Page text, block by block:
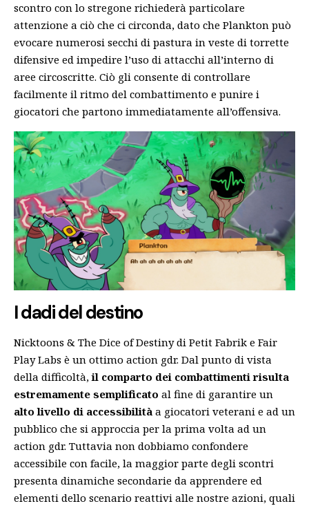
scontro con lo stregone richiederà particolare
attenzione a ciò che ci circonda, dato che Plankton può
evocare numerosi secchi di pastura in veste di torrette
difensive ed impedire l’uso di attacchi all’interno di
aree circoscritte. Ciò gli consente di controllare
facilmente il ritmo del combattimento e punire i
giocatori che partono immediatamente all’offensiva.
I dadi del destino
Nicktoons & The Dice of Destiny di Petit Fabrik e Fair
Play Labs è un ottimo action gdr. Dal punto di vista
della difficoltà,il comparto dei combattimenti risulta
estremamente semplificato al fine di garantire un
alto livello di accessibilità a giocatori veterani e ad un
pubblico che si approccia per la prima volta ad un
action gdr. Tuttavia non dobbiamo confondere
accessibile con facile, la maggior parte degli scontri
presenta dinamiche secondarie da apprendere ed
elementi dello scenario reattivi alle nostre azioni, quali